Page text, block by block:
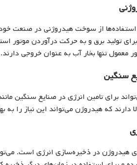
استفاده‌ها از سوخت هیدروژنی در صنعت
تولید برق و به حرکت درآوردن موتور
معمول تنها بخار آب به عنوان خروجی دارند.
برای تامین انرژی در صنایع سنگین
دارند که هیدروژن می‌تواند این نیاز را
هیدروژن در ذخیره‌سازی انرژی است.